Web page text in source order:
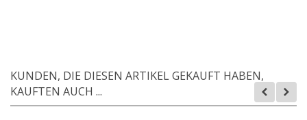
KUNDEN, DIE DIESEN ARTIKEL GEKAUFT HABEN,
KAUFTEN AUCH ...